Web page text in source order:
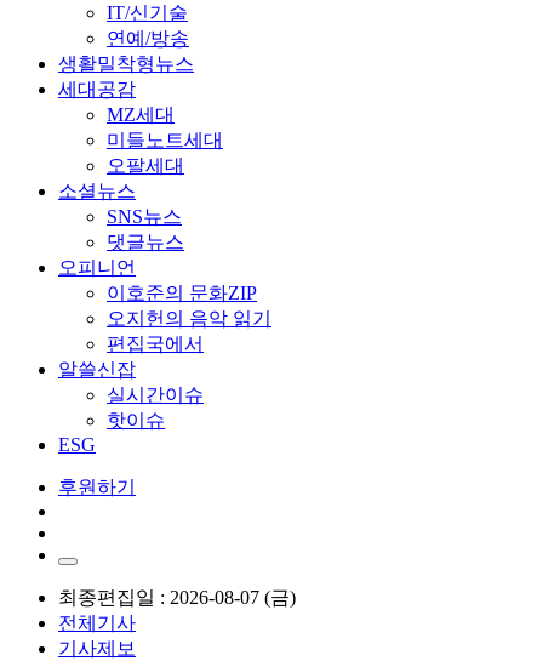
IT/신기술
연예/방송
생활밀착형뉴스
세대공감
MZ세대
미들노트세대
오팔세대
소셜뉴스
SNS뉴스
댓글뉴스
오피니언
이호준의 문화ZIP
오지헌의 음악 읽기
편집국에서
알쓸신잡
실시간이슈
핫이슈
ESG
후원하기
최종편집일 : 2026-08-07 (금)
전체기사
기사제보